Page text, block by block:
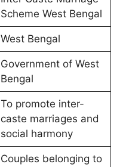
Scheme West Bengal
West Bengal
Government of West
Bengal
To promote inter-
caste marriages and
social harmony
Couples belonging to